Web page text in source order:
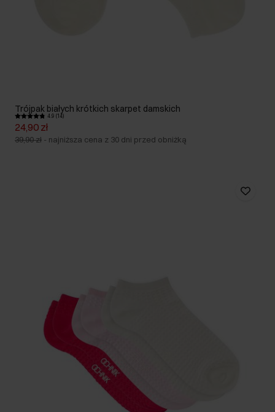
Trójpak białych krótkich skarpet damskich
4.9 (14)
24,90 zł
39,90 zł - najniższa cena z 30 dni przed obniżką